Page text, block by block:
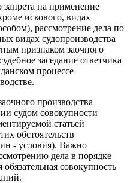
запрета на применение
искового, видах
рассмотрение дела по
видах судопроизводства
признаком заочного
заседание ответчика
процессе
производства
судом совокупности
статьей
обстоятельств
- условия). Важно
дела в порядке
обязательная совокупность